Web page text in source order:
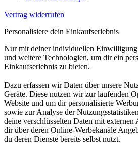
Vertrag widerrufen
Personalisiere dein Einkaufserlebnis
Nur mit deiner individuellen
und weitere Technologien, um dir ein
Einkaufserlebnis zu bieten.
Dazu erfassen wir Daten über unsere
Geräte. Diese nutzen wir zur laufenden
Website und um dir personalisierte
sowie zur Analyse der
deine verschlüsselten Daten mit externen
dir über deren Online-Werbekanäle
du deren Dienste bereits selbst nutzt.